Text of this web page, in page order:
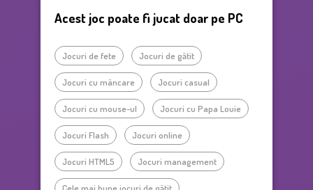
Acest joc poate fi jucat doar pe PC
Jocuri de fete Jocuri de gătit
Jocuri cu mâncare Jocuri casual
Jocuri cu mouse-ul Jocuri cu Papa Louie
Jocuri Flash Jocuri online
Jocuri HTML5 Jocuri management
Cele mai bune jocuri de gătit